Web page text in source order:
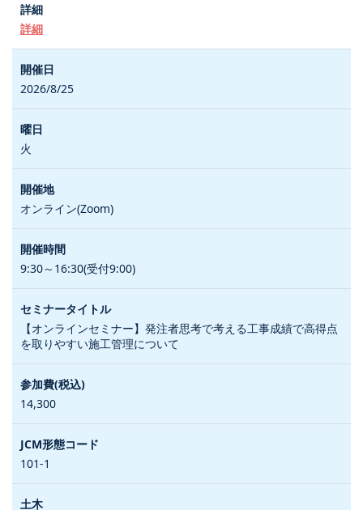
詳細
2026/8/25
火
オンライン(Zoom)
9:30～16:30(受付9:00)
【オンラインセミナー】発注者思考で考える工事成績で高得点
を取りやすい施工管理について
14,300
101-1